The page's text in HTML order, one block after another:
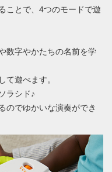
ことで、4つのモードで遊
数字やかたちの名前を学
て遊べます。
ラシド♪
のでゆかいな演奏ができ